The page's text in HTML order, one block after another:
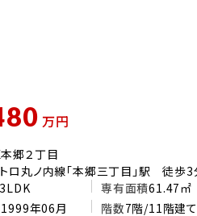
万円
郷２丁目
ロ丸ノ内線「本郷三丁目」駅 徒歩3
3LDK 専有面積61.47㎡
1999年06月 階数7階/11階建て